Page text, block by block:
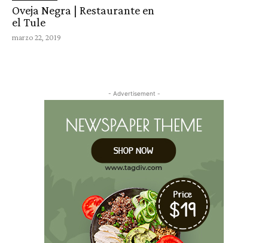
Oveja Negra | Restaurante en
el Tule
marzo 22, 2019
- Advertisement -